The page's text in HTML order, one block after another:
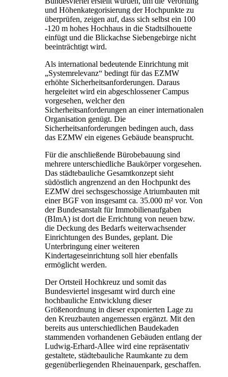
und Höhenkategorisierung der Hochpunkte zu
überprüfen, zeigen auf, dass sich selbst ein 100
-120 m hohes Hochhaus in die Stadtsilhouette
einfügt und die Blickachse Siebengebirge nicht
beeinträchtigt wird.
Als international bedeutende Einrichtung mit
„Systemrelevanz“ bedingt für das EZMW
erhöhte Sicherheitsanforderungen. Daraus
hergeleitet wird ein abgeschlossener Campus
vorgesehen, welcher den
Sicherheitsanforderungen an einer internationalen
Organisation genügt. Die
Sicherheitsanforderungen bedingen auch, dass
das EZMW ein eigenes Gebäude beansprucht.
Für die anschließende Bürobebauung sind
mehrere unterschiedliche Baukörper vorgesehen.
Das städtebauliche Gesamtkonzept sieht
südöstlich angrenzend an den Hochpunkt des
EZMW drei sechsgeschossige Atriumbauten mit
einer BGF von insgesamt ca. 35.000 m² vor. Von
der Bundesanstalt für Immobilienaufgaben
(BImA) ist dort die Errichtung von neuen bzw.
die Deckung des Bedarfs weiterwachsender
Einrichtungen des Bundes, geplant. Die
Unterbringung einer weiteren
Kindertageseinrichtung soll hier ebenfalls
ermöglicht werden.
Der Ortsteil Hochkreuz und somit das
Bundesviertel insgesamt wird durch eine
hochbauliche Entwicklung dieser
Größenordnung in dieser exponierten Lage zu
den Kreuzbauten angemessen ergänzt. Mit den
bereits aus unterschiedlichen Baudekaden
stammenden vorhandenen Gebäuden entlang der
Ludwig-Erhard-Allee wird eine repräsentativ
gestaltete, städtebauliche Raumkante zu dem
gegenüberliegenden Rheinauenpark, geschaffen.